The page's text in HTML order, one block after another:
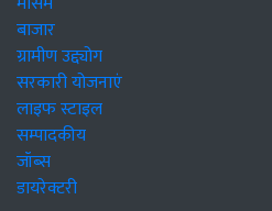
बाजार
ग्रामीण उद्द्योग
सरकारी योजनाएं
लाइफ स्टाइल
सम्पादकीय
जॉब्स
डायरेक्टरी